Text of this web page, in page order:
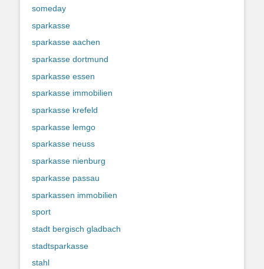
someday
sparkasse
sparkasse aachen
sparkasse dortmund
sparkasse essen
sparkasse immobilien
sparkasse krefeld
sparkasse lemgo
sparkasse neuss
sparkasse nienburg
sparkasse passau
sparkassen immobilien
sport
stadt bergisch gladbach
stadtsparkasse
stahl